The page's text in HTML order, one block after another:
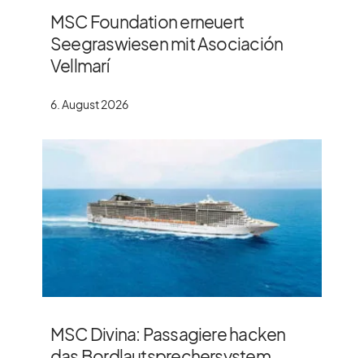
MSC Foundation erneuert
Seegraswiesen mit Asociación
Vellmarí
6. August 2026
MSC Divina: Passagiere hacken